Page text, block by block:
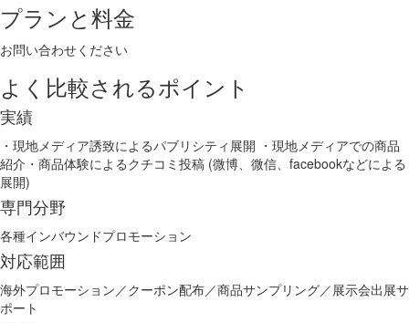
プランと料金
お問い合わせください
よく比較されるポイント
実績
・現地メディア誘致によるパブリシティ展開 ・現地メディアでの商品
紹介・商品体験によるクチコミ投稿 (微博、微信、facebookなどによる
展開)
専門分野
各種インバウンドプロモーション
対応範囲
海外プロモーション／クーポン配布／商品サンプリング／展示会出展サ
ポート